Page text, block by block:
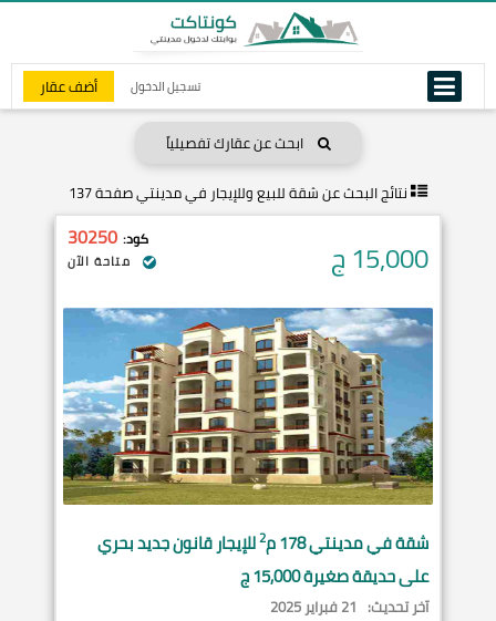
تسجيل الدخول أضف عقار
ابحث عن عقارك تفصيلياً
نتائج البحث عنشقة للبيع وللإيجار في مدينتي صفحة 137
15,000ج كود: 30250
متاحة الآن
شقة فيمدينتي178 م 2للإيجار قانون جديد بحري
على حديقة صغيرة 15,000 ج
آخر تحديث: 21 فبراير 2025